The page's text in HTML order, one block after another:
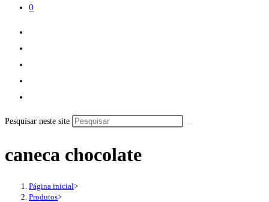
0
Pesquisar neste site
caneca chocolate
Página inicial>
Produtos>